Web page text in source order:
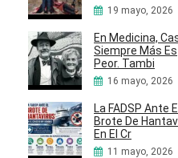
19 mayo, 2026
En Medicina,
Siempre Más Es
Peor. Tambi
16 mayo, 2026
La FADSP Ante El
Brote De
En El Cr
11 mayo, 2026